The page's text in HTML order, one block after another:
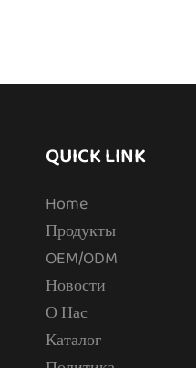
QUICK LINK
Home
Продукты
OEM/ODM
Новости
О Нас
Каталог